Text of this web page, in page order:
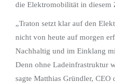
die Elektromobilität in diesem
„Traton setzt klar auf den
nicht von heute auf morgen
Nachhaltig und im Einklang
Denn ohne Ladeinfrastruktur
sagte Matthias Gründler, CEO